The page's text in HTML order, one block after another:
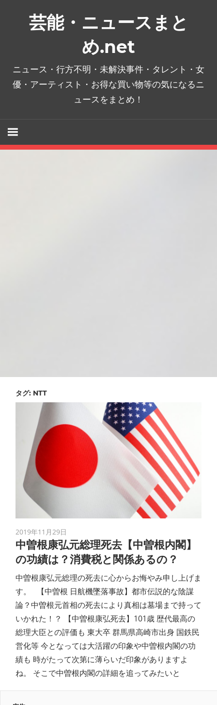
芸能・ニュースまと
め.net
ニュース・行方不明・未解決事件・タレント・女
優・アーティスト・お得な買い物等の気になるニ
ュースをまとめ！
タグ: NTT
2019年11月29日
中曽根康弘元総理死去【中曽根内閣】
の功績は？消費税と関係あるの？
中曽根康弘元総理の死去に心からお悔やみ申し上げま
す。 【中曽根 日航機墜落事故】都市伝説的な陰謀
論？中曽根元首相の死去により真相は墓場まで持って
いかれた！？ 【中曽根康弘死去】101歳 歴代最高の
総理大臣との評価も 東大卒 群馬県高崎市出身 国鉄民
営化等 今となっては大活躍の印象や中曽根内閣の功
績も 時がたって次第に薄らいだ印象がありますよ
ね。 そこで中曽根内閣の詳細を追ってみたいと